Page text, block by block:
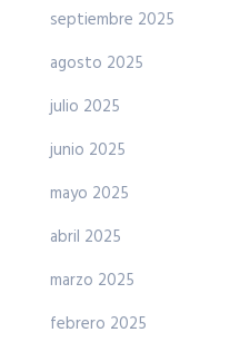
septiembre 2025
agosto 2025
julio 2025
junio 2025
mayo 2025
abril 2025
marzo 2025
febrero 2025